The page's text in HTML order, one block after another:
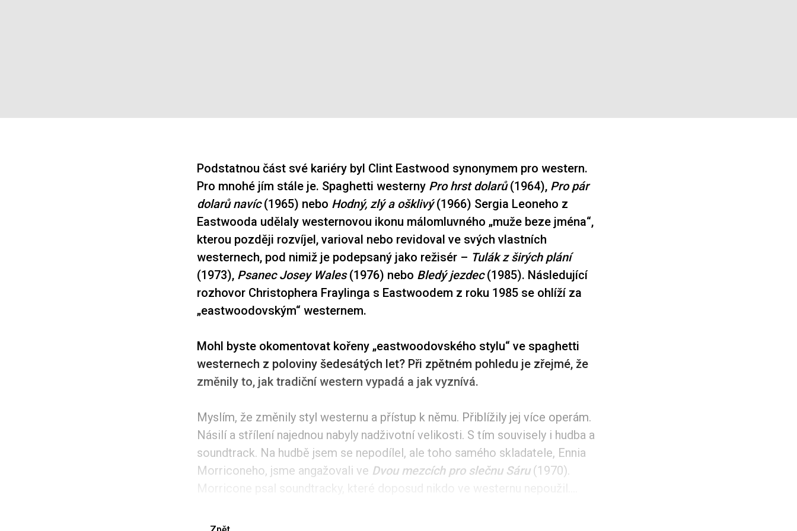
Podstatnou část své kariéry byl Clint Eastwood synonymem pro western.
Pro mnohé jím stále je. Spaghetti westerny Pro hrst dolarů(1964), Pro pár
dolarů navíc(1965) nebo Hodný, zlý a ošklivý(1966) Sergia Leoneho z
Eastwooda udělaly westernovou ikonu málomluvného „muže beze jména“,
kterou později rozvíjel, varioval nebo revidoval ve svých vlastních
westernech, pod nimiž je podepsaný jako režisér – Tulák z širých plání
(1973), Psanec Josey Wales(1976) nebo Bledý jezdec(1985). Následující
rozhovor Christophera Fraylinga s Eastwoodem z roku 1985 se ohlíží za
„eastwoodovským“ westernem.
Mohl byste okomentovat kořeny „eastwoodovského stylu“ ve spaghetti
westernech z poloviny šedesátých let? Při zpětném pohledu je zřejmé, že
změnily to, jak tradiční western vypadá a jak vyznívá.
Myslím, že změnily styl westernu a přístup k němu. Přiblížily jej více operám.
Násilí a střílení najednou nabyly nadživotní velikosti. S tím souvisely i hudba a
soundtrack. Na hudbě jsem se nepodílel, ale toho samého skladatele, Ennia
Morriconeho, jsme angažovali ve Dvou mezcích pro slečnu Sáru(1970).
Morricone psal soundtracky, které doposud nikdo ve westernu nepoužil....